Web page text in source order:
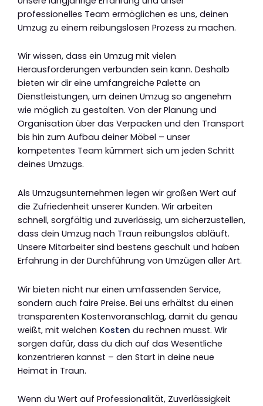
professionelles Team ermöglichen es uns, deinen
Umzug zu einem reibungslosen Prozess zu machen.
Wir wissen, dass ein Umzug mit vielen
Herausforderungen verbunden sein kann. Deshalb
bieten wir dir eine umfangreiche Palette an
Dienstleistungen, um deinen Umzug so angenehm
wie möglich zu gestalten. Von der Planung und
Organisation über das Verpacken und den Transport
bis hin zum Aufbau deiner Möbel – unser
kompetentes Team kümmert sich um jeden Schritt
deines Umzugs.
Als Umzugsunternehmen legen wir großen Wert auf
die Zufriedenheit unserer Kunden. Wir arbeiten
schnell, sorgfältig und zuverlässig, um sicherzustellen,
dass dein Umzug nach Traun reibungslos abläuft.
Unsere Mitarbeiter sind bestens geschult und haben
Erfahrung in der Durchführung von Umzügen aller Art.
Wir bieten nicht nur einen umfassenden Service,
sondern auch faire Preise. Bei uns erhältst du einen
transparenten Kostenvoranschlag, damit du genau
weißt, mit welchen Kosten du rechnen musst. Wir
sorgen dafür, dass du dich auf das Wesentliche
konzentrieren kannst – den Start in deine neue
Heimat in Traun.
Wenn du Wert auf Professionalität, Zuverlässigkeit